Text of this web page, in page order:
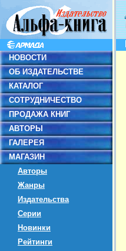
НОВОСТИ
ОБ ИЗДАТЕЛЬСТВЕ
КАТАЛОГ
СОТРУДНИЧЕСТВО
ПРОДАЖА КНИГ
АВТОРЫ
ГАЛЕРЕЯ
МАГАЗИН
Авторы
Жанры
Издательства
Серии
Новинки
Рейтинги